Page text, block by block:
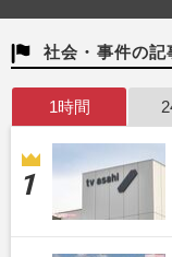
社会・事件の記
1時間